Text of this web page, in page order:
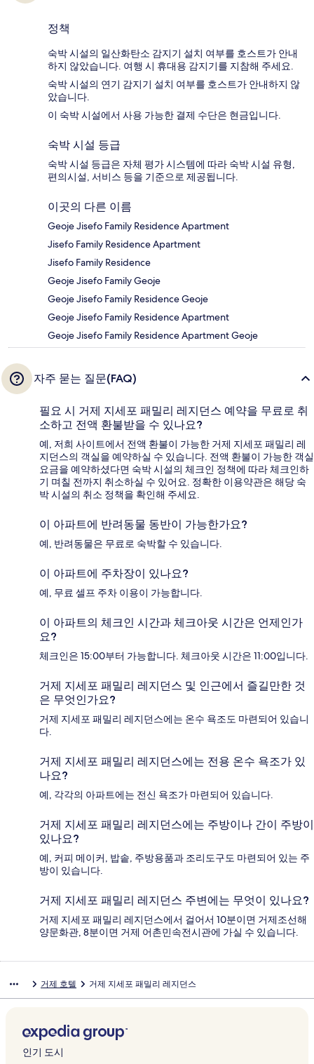
정책
숙박 시설의 일산화탄소 감지기 설치 여부를 호스트가 안내
하지 않았습니다. 여행 시 휴대용 감지기를 지참해 주세요.
숙박 시설의 연기 감지기 설치 여부를 호스트가 안내하지 않
았습니다.
이 숙박 시설에서 사용 가능한 결제 수단은 현금입니다.
숙박 시설 등급
숙박 시설 등급은 자체 평가 시스템에 따라 숙박 시설 유형,
편의시설, 서비스 등을 기준으로 제공됩니다.
이곳의 다른 이름
Geoje Jisefo Family Residence Apartment
Jisefo Family Residence Apartment
Jisefo Family Residence
Geoje Jisefo Family Geoje
Geoje Jisefo Family Residence Geoje
Geoje Jisefo Family Residence Apartment
Geoje Jisefo Family Residence Apartment Geoje
자주 묻는 질문(FAQ)
필요 시 거제 지세포 패밀리 레지던스 예약을 무료로 취
소하고 전액 환불받을 수 있나요?
예, 저희 사이트에서 전액 환불이 가능한 거제 지세포 패밀리 레
지던스의 객실을 예약하실 수 있습니다. 전액 환불이 가능한 객실
요금을 예약하셨다면 숙박 시설의 체크인 정책에 따라 체크인하
기 며칠 전까지 취소하실 수 있어요. 정확한 이용약관은 해당 숙
박 시설의 취소 정책을 확인해 주세요.
이 아파트에 반려동물 동반이 가능한가요?
예, 반려동물은 무료로 숙박할 수 있습니다.
이 아파트에 주차장이 있나요?
예, 무료 셀프 주차 이용이 가능합니다.
이 아파트의 체크인 시간과 체크아웃 시간은 언제인가
요?
체크인은 15:00부터 가능합니다. 체크아웃 시간은 11:00입니다.
거제 지세포 패밀리 레지던스 및 인근에서 즐길만한 것
은 무엇인가요?
거제 지세포 패밀리 레지던스에는 온수 욕조도 마련되어 있습니
다.
거제 지세포 패밀리 레지던스에는 전용 온수 욕조가 있
나요?
예, 각각의 아파트에는 전신 욕조가 마련되어 있습니다.
거제 지세포 패밀리 레지던스에는 주방이나 간이 주방이
있나요?
예, 커피 메이커, 밥솥, 주방용품과 조리도구도 마련되어 있는 주
방이 있습니다.
거제 지세포 패밀리 레지던스 주변에는 무엇이 있나요?
거제 지세포 패밀리 레지던스에서 걸어서 10분이면 거제조선해
양문화관, 8분이면 거제 어촌민속전시관에 가실 수 있습니다.
거제 호텔 거제 지세포 패밀리 레지던스
인기 도시